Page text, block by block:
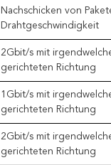
Nachschicken von
Drahtgeschwindigkeit
2Gbit/s mit
gerichteten Richtung
1Gbit/s mit
gerichteten Richtung
2Gbit/s mit
gerichteten Richtung